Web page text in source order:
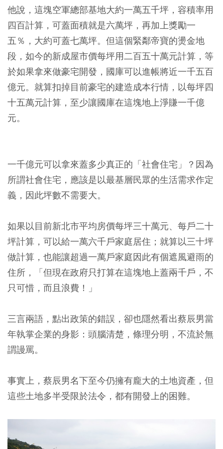
他說，這塊空軍總部基地大約一萬五千坪，容積率用
四百計算，可蓋面積就是六萬坪，再加上獎勵一
五％，大約可蓋七萬坪。但這個緊鄰帝寶的燙金地
段，如今的新成屋市價每坪用二百五十萬元計算，等
於如果拿來做豪宅開發，國庫可以進帳將近一千五百
億元。就算扣掉目前豪宅的建造成本行情，以每坪四
十五萬元計算，至少讓國庫在這塊地上淨賺一千億
元。
一千億元可以拿來蓋多少真正的「社會住宅」？因為
所謂社會住宅，應該是以最基層民眾的生活需求作定
義，因此坪數不需要大。
如果以目前新北市平均房價每坪三十萬元、每戶二十
坪計算，可以給一萬六千戶家庭居住；就算以三十坪
做計算，也能讓超過一萬戶家庭因此有個遮風避雨的
住所，「但現在政府只打算在這塊地上蓋兩千戶，不
只可惜，而且浪費！」
三言兩語，點出政策的錯誤，卻也隱然看出蔡辰男當
年執掌企業的身影：頭腦清楚，條理分明，不流於無
謂謾罵。
事實上，蔡辰男名下至今仍擁有龐大的土地資產，但
這些土地多半受限於法令，都有開發上的困難。